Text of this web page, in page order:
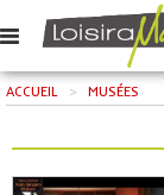
ACCUEIL > MUSÉES